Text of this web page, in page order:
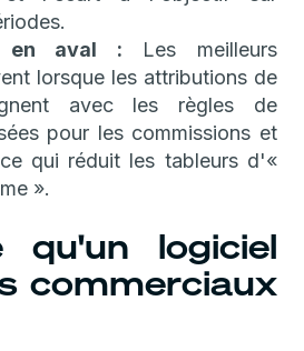
en aval : Les meilleurs
lorsque les attributions de
avec les règles de
pour les commissions et
qui réduit les tableurs d'«
».
qu'un logiciel
commerciaux